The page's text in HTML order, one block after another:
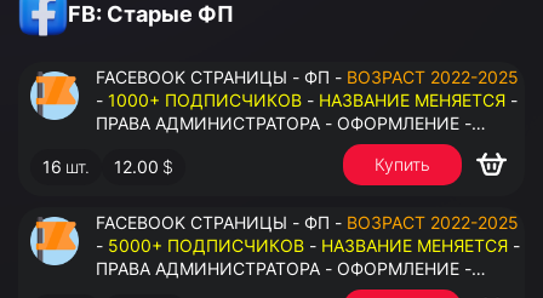
FB: Старые ФП
FACEBOOK СТРАНИЦЫ - ФП - ВОЗРАСТ 2022-2025
- 1000+ ПОДПИСЧИКОВ - НАЗВАНИЕ МЕНЯЕТСЯ -
ПРАВА АДМИНИСТРАТОРА - ОФОРМЛЕНИЕ -
ЗАПОЛНЕННАЯ ИНФОРМАЦИЯ - ПОД ВСЕ ГЕО
16 шт. 12.00 $ Купить
FACEBOOK СТРАНИЦЫ - ФП - ВОЗРАСТ 2022-2025
- 5000+ ПОДПИСЧИКОВ - НАЗВАНИЕ МЕНЯЕТСЯ -
ПРАВА АДМИНИСТРАТОРА - ОФОРМЛЕНИЕ -
ЗАПОЛНЕННАЯ ИНФОРМАЦИЯ - ПОД ВСЕ ГЕО